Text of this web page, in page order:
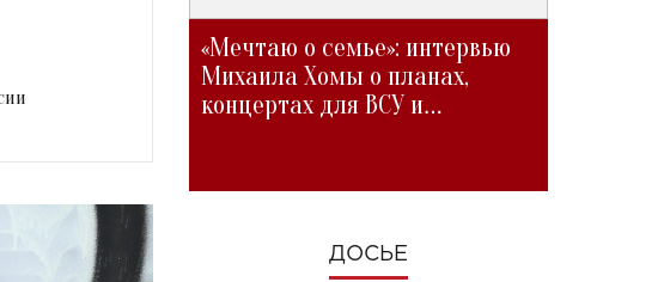
«Мечтаю о семье»: интервью
Михаила Хомы о планах,
концертах для ВСУ и
ДОСЬЕ